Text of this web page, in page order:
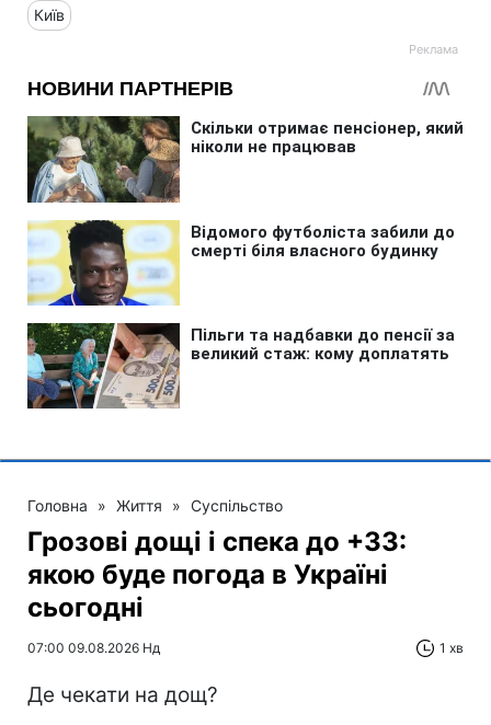
Київ
Головна » Життя » Суспільство
Грозові дощі і спека до +33:
якою буде погода в Україні
сьогодні
07:00 09.08.2026 Нд 1 хв
Де чекати на дощ?